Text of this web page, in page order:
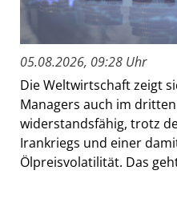
05.08.2026, 09:28 Uhr
Die Weltwirtschaft zeigt
Managers auch im
widerstandsfähig, trotz
Irankriegs und einer
Ölpreisvolatilität. Das